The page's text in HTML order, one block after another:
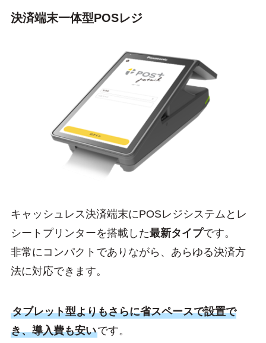
決済端末一体型POSレジ
キャッシュレス決済端末にPOSレジシステムとレ
シートプリンターを搭載した最新タイプです。
非常にコンパクトでありながら、あらゆる決済方
法に対応できます。
タブレット型よりもさらに省スペースで設置で
き、導入費も安いです。